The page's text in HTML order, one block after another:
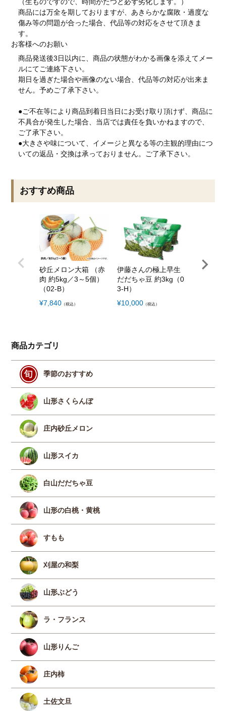
（生ものですので、時間がたつと必ず劣化します。）
商品には万全を期しておりますが、あきらかな腐敗・過度な
傷み等の問題が合った場合、代品等の対応をさせて頂きま
す。
お客様へのお願い
商品発送後3日以内に、商品の状態がわかる画像を添えてメー
ルにてご連絡下さい。
期日を過ぎた場合や画像のない場合、代品等の対応が出来ま
せん。予めご了承下さい。
●ご不在等により商品到着日当日にお受け取り頂けず、商品に
不具合が発生した場合、当店では責任を負いかねますので、
ご了承下さい。
●大きさや味について、イメージと異なる等の主観的理由につ
いての返品・交換は承っておりません。ご了承下さい。
おすすめ商品
砂丘メロン大箱 （赤
肉 約5kg／3～5個）
（02-B）
¥7,840 （税込）
伊藤さんの極上早生
だだちゃ豆 約3kg（0
3-H）
¥10,000 （税込）
白桃 ギ
商品カテゴリ
季節のおすすめ
山形さくらんぼ
庄内砂丘メロン
山形スイカ
白山だだちゃ豆
山形の白桃・黄桃
すもも
刈屋の和梨
山形ぶどう
ラ・フランス
山形りんご
庄内柿
土佐文旦